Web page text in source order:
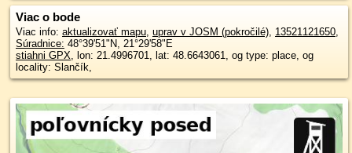
Viac o bode
Viac info: aktualizovať mapu, uprav v JOSM (pokročilé), 13521121650,
Súradnice: 48°39'51"N, 21°29'58"E
stiahni GPX, lon: 21.4996701, lat: 48.6643061, og type: place, og
locality: Slančík,